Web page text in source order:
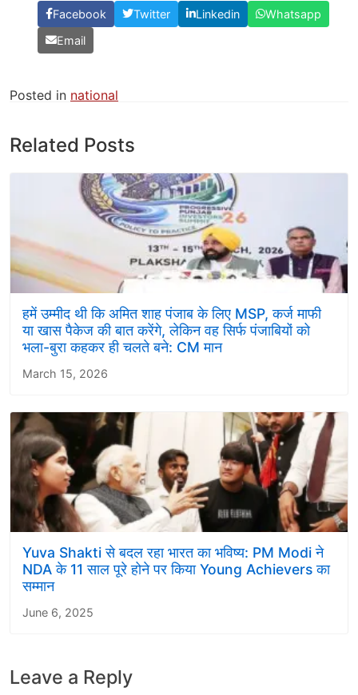
Facebook Twitter Linkedin
Whatsapp
Email
Posted in national
Related Posts
हमें उम्मीद थी कि अमित शाह पंजाब के लिए MSP, कर्ज माफी
या खास पैकेज की बात करेंगे, लेकिन वह सिर्फ पंजाबियों को
भला-बुरा कहकर ही चलते बने: CM मान
March 15, 2026
Yuva Shakti से बदल रहा भारत का भविष्य: PM Modi ने
NDA के 11 साल पूरे होने पर किया Young Achievers का
सम्मान
June 6, 2025
Leave a Reply